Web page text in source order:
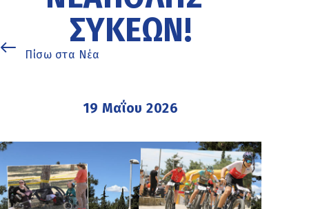
ΣΥΚΕΏΝ!
Πίσω στα Νέα
19 Μαΐου 2026